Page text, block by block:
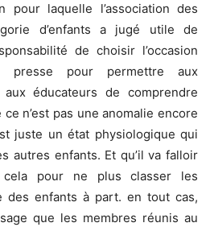
pour laquelle l’association des
d’enfants a jugé utile de
de choisir l’occasion
presse pour permettre aux
éducateurs de comprendre
n’est pas une anomalie encore
juste un état physiologique qui
autres enfants. Et qu’il va falloir
cela pour ne plus classer les
des enfants à part. en tout cas,
que les membres réunis au